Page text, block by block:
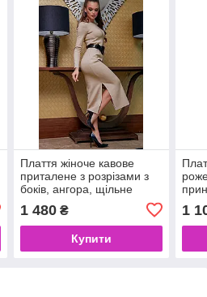
Плаття жіноче кавове
приталене з розрізами з
боків, ангора, щільне
в'язання, розміри S-M-L-
XL
1 480₴
Купити
1